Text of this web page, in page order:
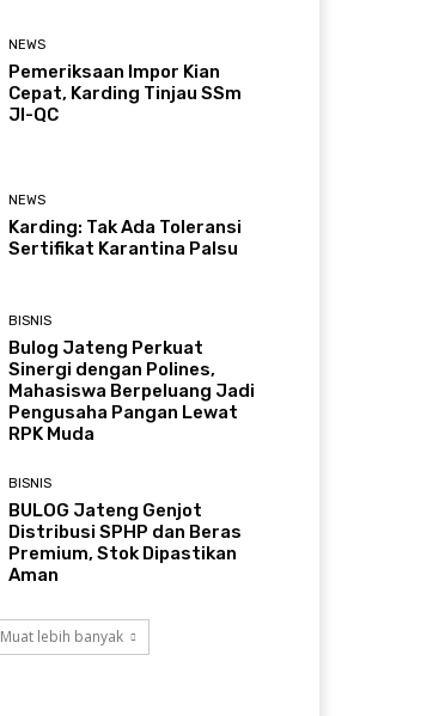
NEWS
Pemeriksaan Impor Kian
Cepat, Karding Tinjau SSm
JI-QC
NEWS
Karding: Tak Ada Toleransi
Sertifikat Karantina Palsu
BISNIS
Bulog Jateng Perkuat
Sinergi dengan Polines,
Mahasiswa Berpeluang Jadi
Pengusaha Pangan Lewat
RPK Muda
BISNIS
BULOG Jateng Genjot
Distribusi SPHP dan Beras
Premium, Stok Dipastikan
Aman
Muat lebih banyak